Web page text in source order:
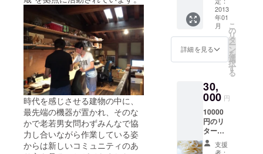
時代を感じさせる建物の中に、
最先端の機器が置かれ、そのな
かで老若男女問わずみんなで協
力し合いながら作業している姿
からは新しいコミュニティのあ
市で開
催する
達成記
念パー
ティー
ご招待
（会費
頂戴い
たしま
す）
2013
年01
月
詳細を見る
こ
の
リ
タ
ー
ン
を
選
択
す
る
30,
000 円
10000
円のリ
ターン
品に加
え、 ・支援